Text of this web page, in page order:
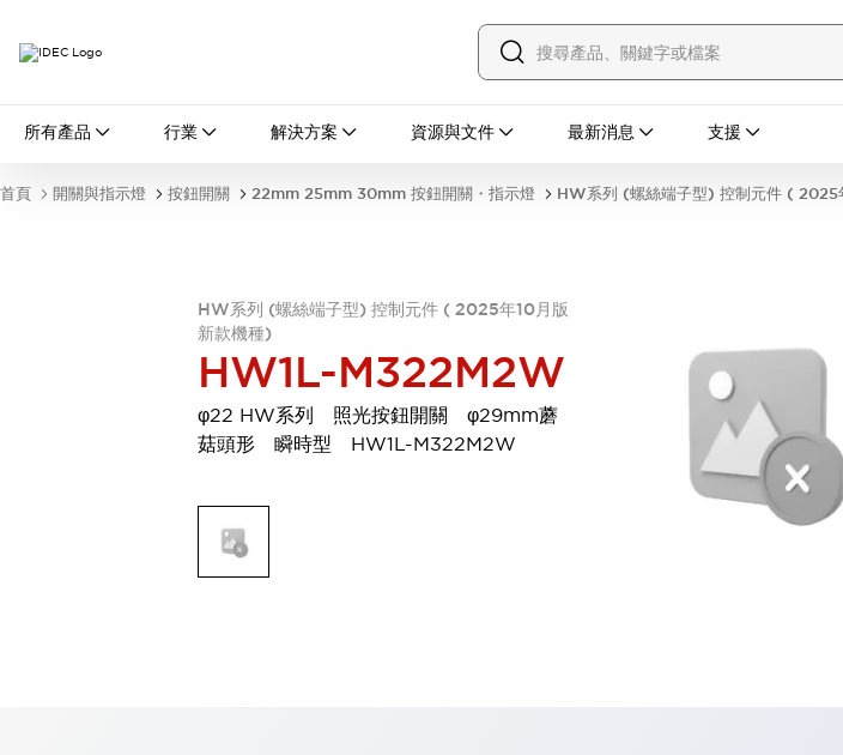
所有產品 行業 解決方案 資源與文件 最新消息 支援
所有產品
開關與指示燈
指示燈和蜂鳴器
首頁 開關與指示燈 按鈕開關 22mm 25mm 30mm 按鈕開關・指示燈 HW系列 (螺絲端子型) 控制元件 ( 2025
HW系列 (螺絲端子型) 控制元件 ( 2025年10月版
新款機種)
HW1L-M322M2W
φ22 HW系列 照光按鈕開關 φ29mm蘑
菇頭形 瞬時型 HW1L-M322M2W